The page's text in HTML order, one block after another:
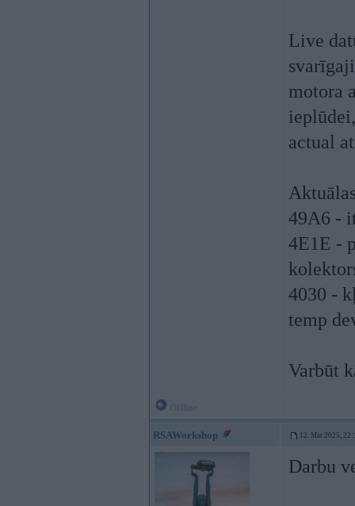
Live
motora
actual
49A6 -
4E1E -
4030 -
temp
Varbūt
RSAWorkshop 12. Mar 2025,
Darbu